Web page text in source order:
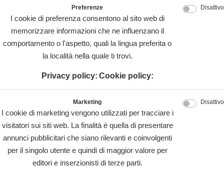
Preferenze
I cookie di preferenza consentono al sito web di
memorizzare informazioni che ne influenzano il
comportamento o l'aspetto, quali la lingua preferita o
la località nella quale ti trovi.
Privacy policy: Cookie policy:
Disattivo
Marketing
I cookie di marketing vengono utilizzati per tracciare i
visitatori sui siti web. La finalità è quella di presentare
annunci pubblicitari che siano rilevanti e coinvolgenti
per il singolo utente e quindi di maggior valore per
editori e inserzionisti di terze parti.
Disattivo